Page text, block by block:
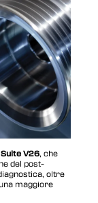
V26, che
del post-
oltre
maggiore